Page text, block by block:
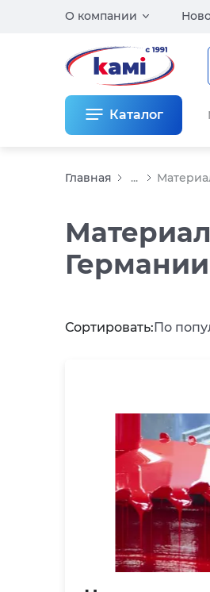
О компании
Каталог
Главная ...
Германии
Сортировать:По